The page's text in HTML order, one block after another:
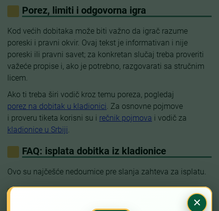
Porez, limiti i odgovorna igra
Kod većih dobitaka može biti važno da igrač razume
poreski i pravni okvir. Ovaj tekst je informativan i nije
poreski ili pravni savet; za konkretan slučaj treba proveriti
važeće propise i, ako je potrebno, razgovarati sa stručnim
licem.
Ako ti treba širi vodič kroz temu poreza, pogledaj
porez na dobitak u kladionici . Za osnovne pojmove
i proveru tiketa korisni su i rečnik pojmova i vodič za
kladionice u Srbiji
FAQ: isplata dobitka iz kladionice
Ovo su najčešće nedoumice pre slanja zahteva za isplatu.
×